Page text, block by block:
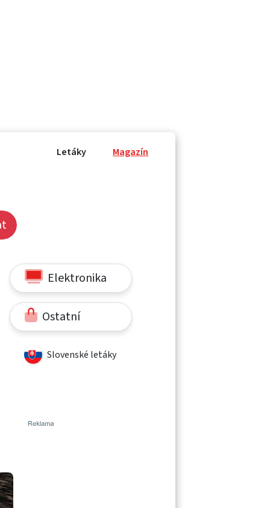
Letáky Magazín
Elektronika
Ostatní
Slovenské letáky